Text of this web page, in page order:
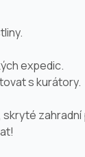
expedic.
s kurátory.